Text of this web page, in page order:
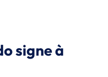
signe à